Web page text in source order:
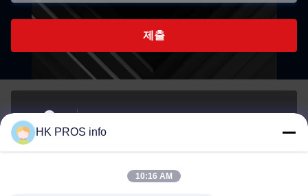
제출
주소
경제 개발 지역, 산헤 지방
HK PROS info
10:16 AM